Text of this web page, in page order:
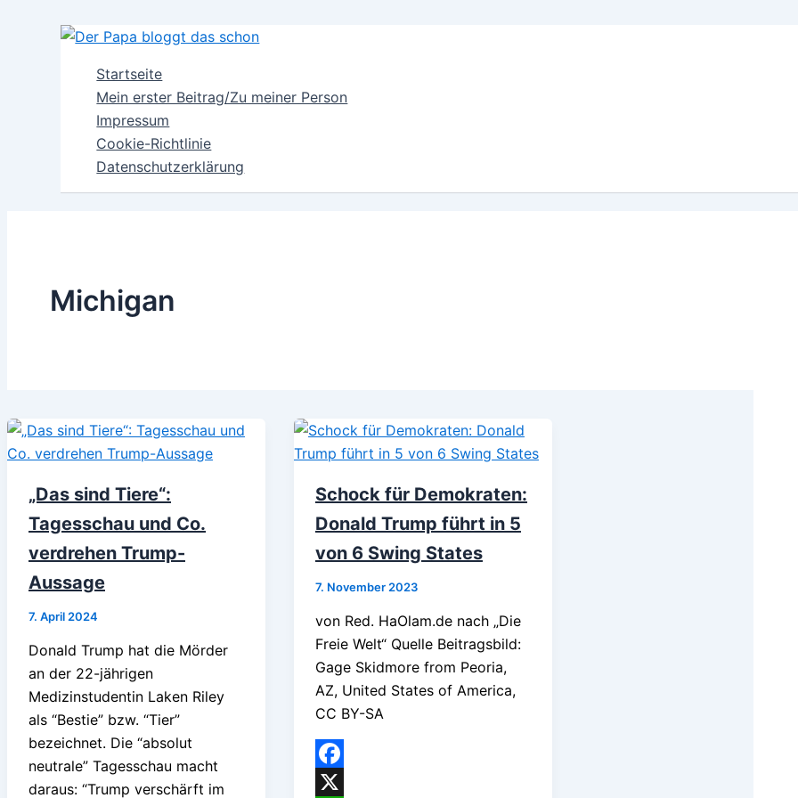
Startseite
Mein erster Beitrag/Zu meiner Person
Impressum
Cookie-Richtlinie
Datenschutzerklärung
Michigan
„Das sind Tiere“:
Tagesschau und Co.
verdrehen Trump-
Aussage
7. April 2024
Donald Trump hat die Mörder
an der 22-jährigen
Medizinstudentin Laken Riley
als “Bestie” bzw. “Tier”
bezeichnet. Die “absolut
neutrale” Tagesschau macht
daraus: “Trump verschärft im
Schock für Demokraten:
Donald Trump führt in 5
von 6 Swing States
7. November 2023
von Red. HaOlam.de nach „Die
Freie Welt“ Quelle Beitragsbild:
Gage Skidmore from Peoria,
AZ, United States of America,
CC BY-SA
Facebook